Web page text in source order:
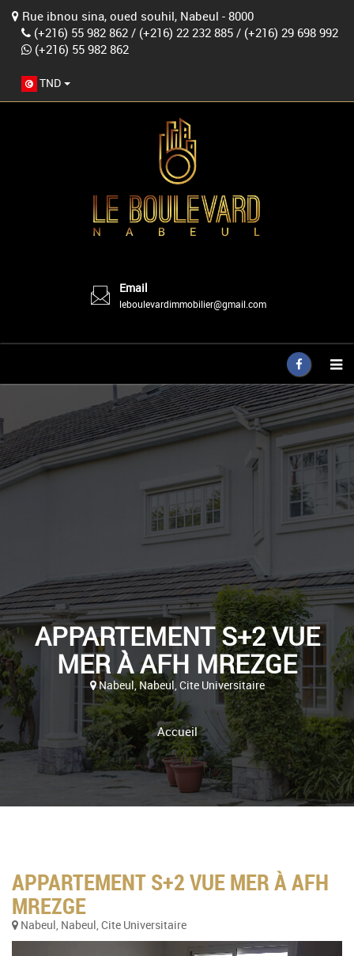
Rue ibnou sina, oued souhil, Nabeul - 8000
(+216) 55 982 862 / (+216) 22 232 885 / (+216) 29 698 992
(+216) 55 982 862
TND
Email
leboulevardimmobilier@gmail.com
APPARTEMENT S+2 VUE
MER À AFH MREZGE
Nabeul, Nabeul, Cite Universitaire
Accueil
APPARTEMENT S+2 VUE MER À AFH
MREZGE
Nabeul, Nabeul, Cite Universitaire